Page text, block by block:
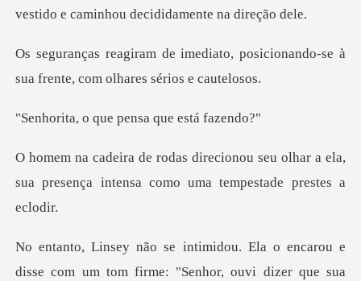
vestido e cami
o, posicionando-se à
sua frente,
que pensa que
seu olhar a ela,
sua presença intensa
um tom firme: "Senhor, ouvi dizer que sua